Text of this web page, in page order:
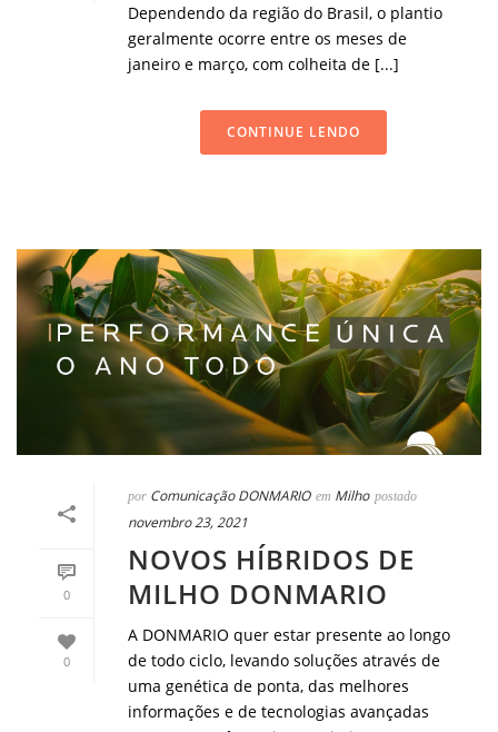
Dependendo da região do Brasil, o plantio
geralmente ocorre entre os meses de
janeiro e março, com colheita de [...]
CONTINUE LENDO
0
0
por Comunicação DONMARIO em Milho postado
novembro 23, 2021
NOVOS HÍBRIDOS DE
MILHO DONMARIO
A DONMARIO quer estar presente ao longo
de todo ciclo, levando soluções através de
uma genética de ponta, das melhores
informações e de tecnologias avançadas